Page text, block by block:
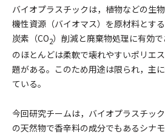
バイオプラスチックは，植物などの生
機性資源（バイオマス）を原材料とす
炭素（CO2）削減と廃棄物処理に有効
のほとんどは柔軟で壊れやすいポリエ
題がある。このため用途は限られ，主
ている。
今回研究チームは，バイオプラスチッ
の天然物で香辛料の成分でもあるシナ